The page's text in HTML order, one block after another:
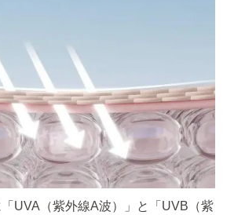
UVA（紫外線A波）」と「UVB（紫